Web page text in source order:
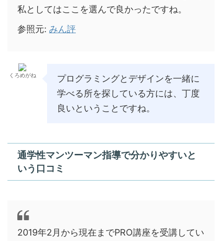
私としてはここを選んで良かったですね。
参照元: みん評
くろめがね
プログラミングとデザインを一緒に
学べる所を探している方には、丁度
良いということですね。
通学性マンツーマン指導で分かりやすいと
いう口コミ
2019年2月から現在までPRO講座を受講してい